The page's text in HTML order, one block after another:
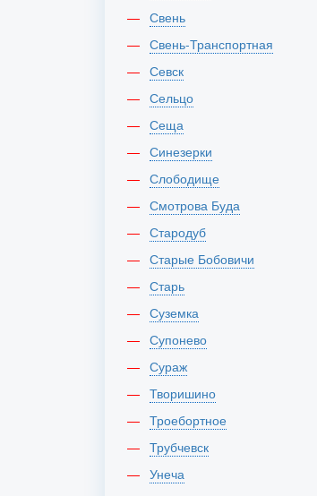
Свень
Свень-Транспортная
Севск
Сельцо
Сеща
Синезерки
Слободище
Смотрова Буда
Стародуб
Старые Бобовичи
Старь
Суземка
Супонево
Сураж
Творишино
Троебортное
Трубчевск
Унеча